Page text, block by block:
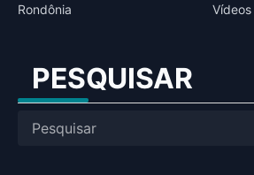
Rondônia Vídeos
PESQUISAR